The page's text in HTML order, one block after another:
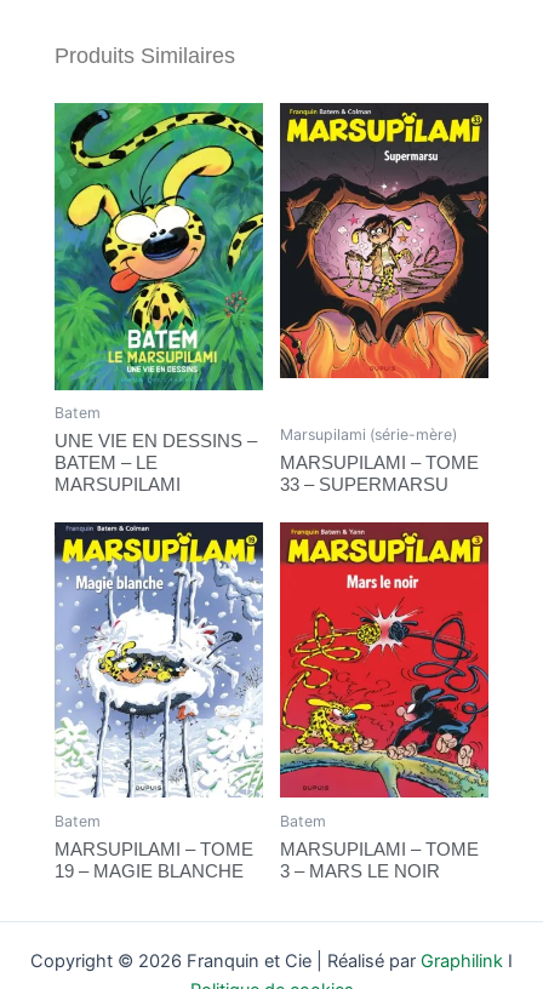
Produits Similaires
Batem
UNE VIE EN DESSINS –
BATEM – LE
MARSUPILAMI
Marsupilami (série-mère)
MARSUPILAMI – TOME
33 – SUPERMARSU
Batem
MARSUPILAMI – TOME
19 – MAGIE BLANCHE
Batem
MARSUPILAMI – TOME
3 – MARS LE NOIR
Copyright © 2026 Franquin et Cie | Réalisé par Graphilink I